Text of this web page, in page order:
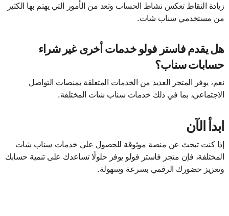
زيادة النقاط تعكس نشاط الحساب وتعد من الأمور التي يهتم بها الكثير
من مستخدمي سناب شات.
هل يقدم فاستر فولو خدمات أخرى غير شراء
حسابات سناب؟
نعم، يوفر المتجر العديد من الخدمات المتعلقة بمنصات التواصل
الاجتماعي، بما في ذلك خدمات سناب شات المختلفة.
ابدأ الآن
إذا كنت تبحث عن منصة موثوقة للحصول على خدمات سناب شات
المختلفة، فإن متجر فاستر فولو يوفر حلولًا تساعدك على تنمية حسابك
وتعزيز حضورك الرقمي بسرعة وسهولة.